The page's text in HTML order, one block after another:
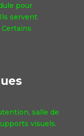
pour
servent
salle de
visuels.